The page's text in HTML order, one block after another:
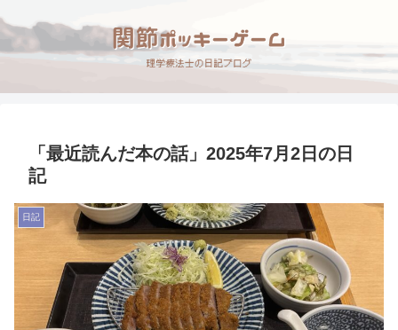
「最近読んだ本の話」2025年7月2日の日
記
日記